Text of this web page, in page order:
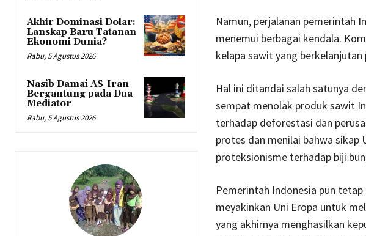
Akhir Dominasi Dolar:
Lanskap Baru Tatanan
Ekonomi Dunia?
Rabu, 5 Agustus 2026
Nasib Damai AS-Iran
Bergantung pada Dua
Mediator
Rabu, 5 Agustus 2026
Namun, perjalanan pemerintah
menemui berbagai kendala.
kelapa sawit yang berkelanjutan
Hal ini ditandai salah satunya
sempat menolak produk sawit
terhadap deforestasi dan
protes dan menilai bahwa sikap
proteksionisme terhadap biji
Pemerintah Indonesia pun
meyakinkan Uni Eropa untuk
yang akhirnya menghasilkan